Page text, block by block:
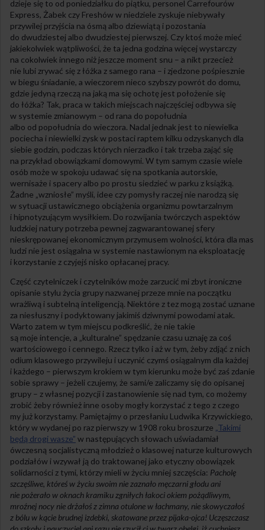
dzieje się to od poniedziałku do piątku, personel Carrefourów
Express, Żabek czy Freshów w niedziele zyskuje niebywały
przywilej przyjścia na ósmą albo dziewiątą i pozostania
do dwudziestej albo dwudziestej pierwszej. Czy ktoś może mieć
jakiekolwiek wątpliwości, że ta jedna godzina więcej wystarczy
na cokolwiek innego niż jeszcze moment snu – a nikt przecież
nie lubi zrywać się z łóżka z samego rana – i zjedzone pośpiesznie
w biegu śniadanie, a wieczorem nieco szybszy powrót do domu,
gdzie jedyną rzeczą na jaką ma się ochotę jest położenie się
do łóżka? Tak, praca w takich miejscach najczęściej odbywa się
w systemie zmianowym – od rana do popołudnia
albo od popołudnia do wieczora. Nadal jednak jest to niewielka
pociecha i niewielki zysk w postaci raptem kilku odzyskanych dla
siebie godzin, podczas których nierzadko i tak trzeba zająć się
na przykład obowiązkami domowymi. W tym samym czasie wiele
osób może w spokoju udawać się na spotkania autorskie,
wernisaże i spacery albo po prostu siedzieć w parku z książką.
Żadne „wzniosłe” myśli, idee czy pomysły raczej nie narodzą się
w sytuacji ustawicznego obciążenia organizmu powtarzalnym
i hipnotyzującym wysiłkiem. Do rozwijania twórczych aspektów
ludzkiej natury potrzeba pewnej zagwarantowanej sfery
nieskrępowanej ekonomicznym przymusem wolności, która dla mas
ludzi nie jest osiągalna w systemie nastawionym na eksploatację
i korzystanie z czyjejś nisko opłacanej pracy.
Część czytelniczek i czytelników może zarzucić mi zbyt ironiczne
opisanie stylu życia grupy nazwanej przeze mnie na początku
wrażliwą i subtelną inteligencją. Niektóre z tez mogą zostać uznane
za niesłuszny i podyktowany jakimiś dziwnymi powodami atak.
Warto zatem w tym miejscu podkreślić, że nie takie
są moje intencje, a „kulturalne” spędzanie czasu uznaję za coś
wartościowego i cennego. Rzecz tylko i aż w tym, żeby zdjąć z nich
odium klasowego przywileju i uczynić czymś osiągalnym dla każdej
i każdego – pierwszym krokiem w tym kierunku może być zaś zdanie
sobie sprawy – jeżeli czujemy, że sami/e zaliczamy się do opisanej
grupy – z własnej pozycji i zastanowienie się nad tym, co możemy
zrobić żeby również inne osoby mogły korzystać z tego z czego
my już korzystamy. Pamiętajmy o przesłaniu Ludwika Krzywickiego,
który w wydanej po raz pierwszy w 1908 roku broszurze „Takimi
będą drogi wasze” w następujących słowach uświadamiał
ówczesną socjalistyczną młodzież o klasowej naturze kulturowych
podziałów i wzywał ją do traktowanej jako etyczny obowiązek
solidarności z tymi, którzy mieli w życiu mniej szczęścia: Pacholę
szczęśliwe, któreś w życiu swoim nie zaznało męczarni głodu ani
nie pożerało w oknach kramiku zgniłych łakoci okiem pożądliwym,
mroźnej nocy nie drżałoś z zimna otulone w łachmany, nie skowyczałoś
z bólu w kącie brudnej izdebki, skatowane przez pijaka-ojca! Uczęszczasz